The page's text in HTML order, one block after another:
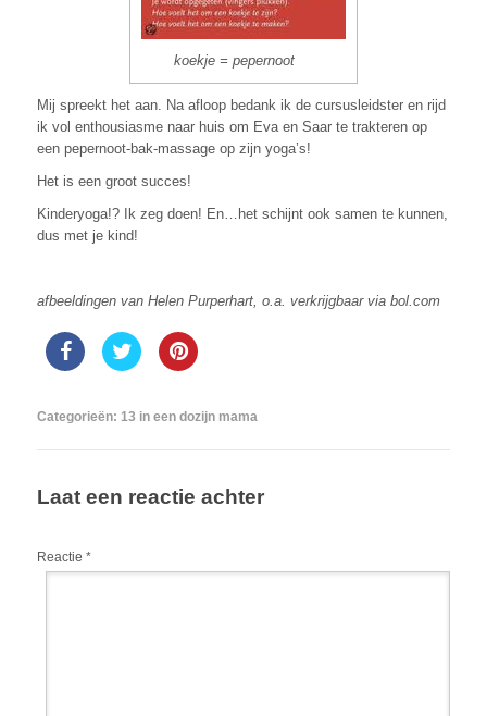
koekje = pepernoot
Mij spreekt het aan. Na afloop bedank ik de cursusleidster en rijd
ik vol enthousiasme naar huis om Eva en Saar te trakteren op
een pepernoot-bak-massage op zijn yoga’s!
Het is een groot succes!
Kinderyoga!? Ik zeg doen! En…het schijnt ook samen te kunnen,
dus met je kind!
afbeeldingen van Helen Purperhart, o.a. verkrijgbaar via bol.com
Categorieën: 13 in een dozijn mama
Laat een reactie achter
Reactie *